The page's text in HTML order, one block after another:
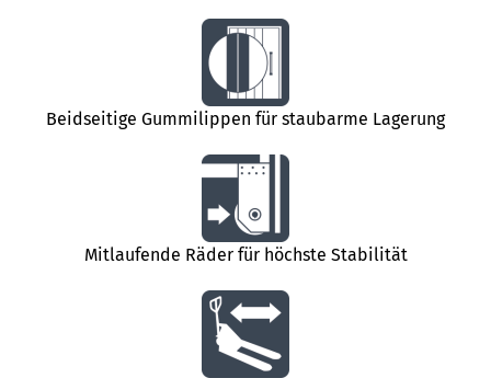
Beidseitige Gummilippen für staubarme Lagerung
Mitlaufende Räder für höchste Stabilität